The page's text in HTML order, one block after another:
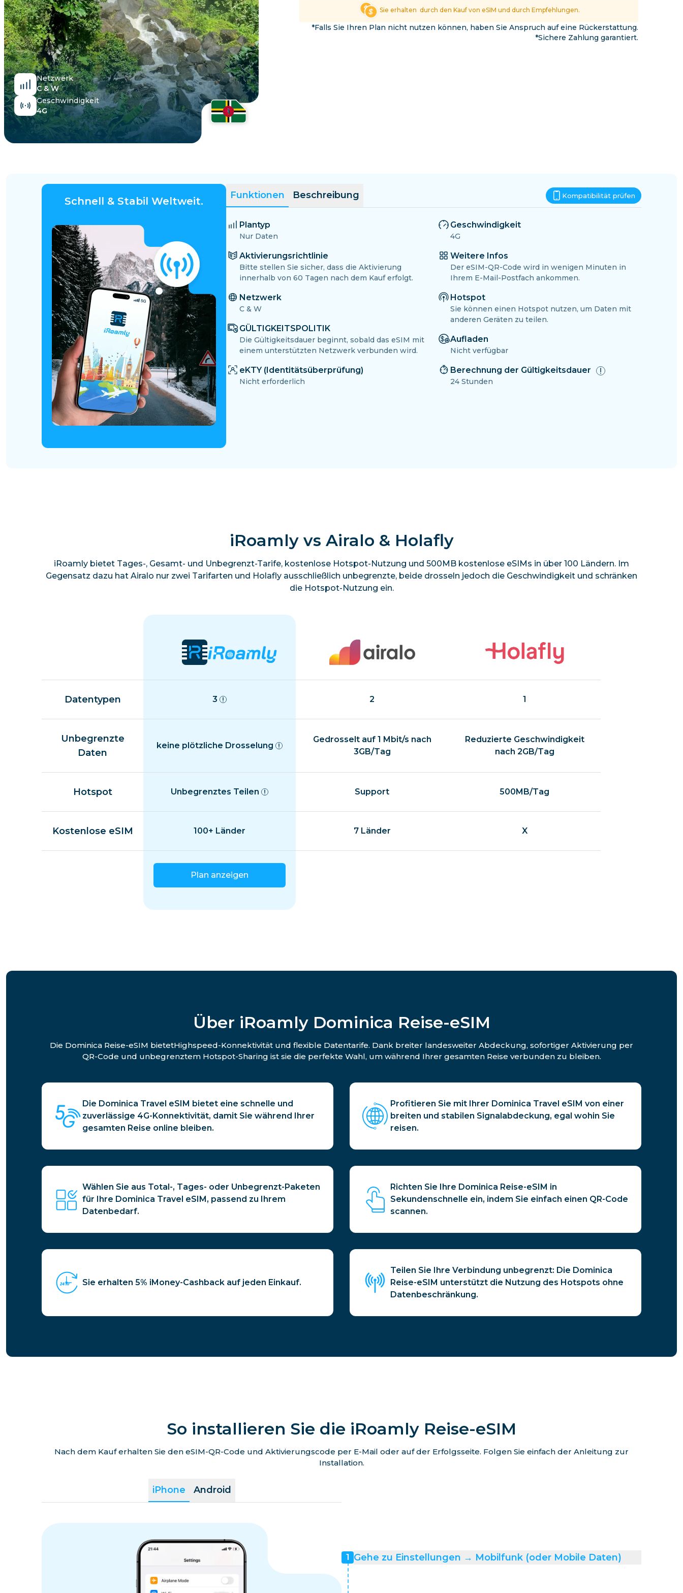
Netzwerk
C & W
Geschwindigkeit
4G
Sie erhalten durch den Kauf von eSIM und durch Empfehlungen.
*Falls Sie Ihren Plan nicht nutzen können, haben Sie Anspruch auf eine Rückerstattung.
*Sichere Zahlung garantiert.
Schnell & Stabil Weltweit. Funktionen Beschreibung Kompatibilität prüfen
Plantyp
Nur Daten
Aktivierungsrichtlinie
Bitte stellen Sie sicher, dass die Aktivierung
innerhalb von 60 Tagen nach dem Kauf erfolgt.
Netzwerk
C & W
GÜLTIGKEITSPOLITIK
Die Gültigkeitsdauer beginnt, sobald das eSIM mit
einem unterstützten Netzwerk verbunden wird.
eKTY (Identitätsüberprüfung)
Nicht erforderlich
Geschwindigkeit
4G
Weitere Infos
Der eSIM-QR-Code wird in wenigen Minuten in
Ihrem E-Mail-Postfach ankommen.
Hotspot
Sie können einen Hotspot nutzen, um Daten mit
anderen Geräten zu teilen.
Aufladen
Nicht verfügbar
Berechnung der Gültigkeitsdauer
24 Stunden
iRoamly vs Airalo & Holafly
iRoamly bietet Tages-, Gesamt- und Unbegrenzt-Tarife, kostenlose Hotspot-Nutzung und 500MB kostenlose eSIMs in über 100 Ländern. Im
Gegensatz dazu hat Airalo nur zwei Tarifarten und Holafly ausschließlich unbegrenzte, beide drosseln jedoch die Geschwindigkeit und schränken
die Hotspot-Nutzung ein.
Datentypen 3 2 1
Unbegrenzte
Daten
keine plötzliche Drosselung
Gedrosselt auf 1 Mbit/s nach
3GB/Tag
Reduzierte Geschwindigkeit
nach 2GB/Tag
Hotspot Unbegrenztes Teilen Support 500MB/Tag
Kostenlose eSIM 100+ Länder 7 Länder X
Plan anzeigen
Über iRoamly Dominica Reise-eSIM
Die Dominica Reise-eSIM bietetHighspeed-Konnektivität und flexible Datentarife. Dank breiter landesweiter Abdeckung, sofortiger Aktivierung per
QR-Code und unbegrenztem Hotspot-Sharing ist sie die perfekte Wahl, um während Ihrer gesamten Reise verbunden zu bleiben.
Die Dominica Travel eSIM bietet eine schnelle und
zuverlässige 4G-Konnektivität, damit Sie während Ihrer
gesamten Reise online bleiben.
Profitieren Sie mit Ihrer Dominica Travel eSIM von einer
breiten und stabilen Signalabdeckung, egal wohin Sie
reisen.
Wählen Sie aus Total-, Tages- oder Unbegrenzt-Paketen
für Ihre Dominica Travel eSIM, passend zu Ihrem
Datenbedarf.
Richten Sie Ihre Dominica Reise-eSIM in
Sekundenschnelle ein, indem Sie einfach einen QR-Code
scannen.
Sie erhalten 5% iMoney-Cashback auf jeden Einkauf.
Teilen Sie Ihre Verbindung unbegrenzt: Die Dominica
Reise-eSIM unterstützt die Nutzung des Hotspots ohne
Datenbeschränkung.
So installieren Sie die iRoamly Reise-eSIM
Nach dem Kauf erhalten Sie den eSIM-QR-Code und Aktivierungscode per E-Mail oder auf der Erfolgsseite. Folgen Sie einfach der Anleitung zur
Installation.
iPhone Android
1 Gehe zu Einstellungen → Mobilfunk (oder Mobile Daten)